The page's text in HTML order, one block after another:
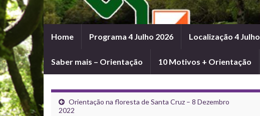
Home Programa 4 Julho 2026 Localização 4 Julho
Saber mais – Orientação 10 Motivos + Orientação
Orientação na floresta de Santa Cruz – 8 Dezembro
2022